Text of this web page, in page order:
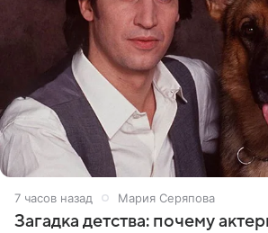
7 часов назад Мария Серяпова
Загадка детства: почему